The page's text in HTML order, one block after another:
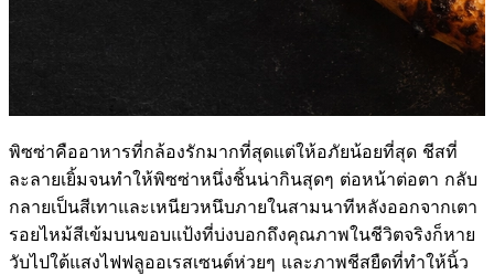
พิซซ่าคืออาหารที่กล้องรักมากที่สุดแต่ให้อภัยน้อยที่สุด ชีสที่
ละลายเยิ้มจนทำให้พิซซ่าหนึ่งชิ้นน่ากินสุดๆ ต่อหน้าต่อตา กลับ
กลายเป็นสีเทาและเหนียวหนึบภายในสามนาทีหลังออกจากเตา
รอยไหม้สีเข้มบนขอบแป้งที่บ่งบอกถึงคุณภาพในชีวิตจริงก็หาย
วับไปใต้แสงไฟฟลูออเรสเซนต์ห่วยๆ และภาพชีสยืดที่ทำให้นิ้ว